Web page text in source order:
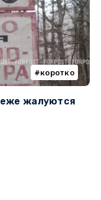
коротко
жалуются